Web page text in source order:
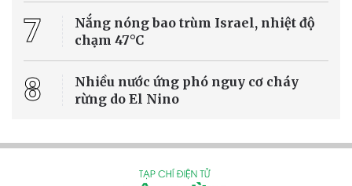
7
Nắng nóng bao trùm Israel, nhiệt độ
chạm 47°C
8
Nhiều nước ứng phó nguy cơ cháy
rừng do El Nino